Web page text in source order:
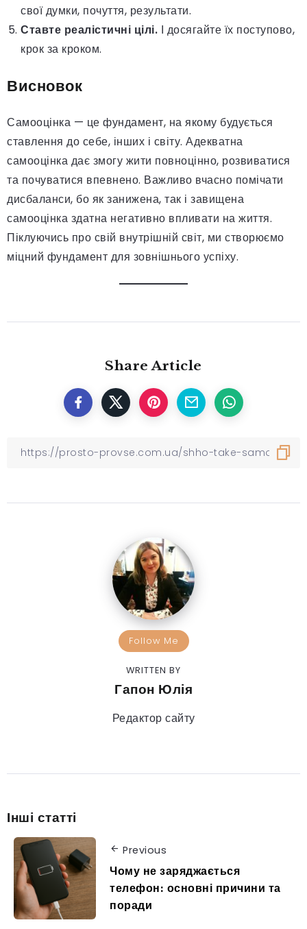
свої думки, почуття, результати.
Ставте реалістичні цілі. І досягайте їх поступово,
крок за кроком.
Висновок
Самооцінка — це фундамент, на якому будується
ставлення до себе, інших і світу. Адекватна
самооцінка дає змогу жити повноцінно, розвиватися
та почуватися впевнено. Важливо вчасно помічати
дисбаланси, бо як занижена, так і завищена
самооцінка здатна негативно впливати на життя.
Піклуючись про свій внутрішній світ, ми створюємо
міцний фундамент для зовнішнього успіху.
Share Article
Follow Me
WRITTEN BY
Гапон Юлія
Редактор сайту
Інші статті
Previous
Чому не заряджається
телефон: основні причини та
поради